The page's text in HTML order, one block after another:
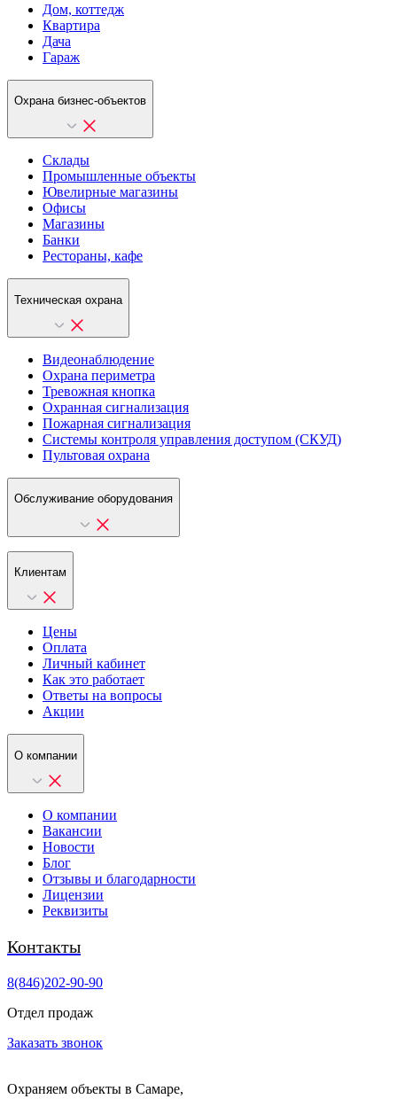
Дом, коттедж
Квартира
Дача
Гараж
Охрана бизнес-объектов
Склады
Промышленные объекты
Ювелирные магазины
Офисы
Магазины
Банки
Рестораны, кафе
Техническая охрана
Видеонаблюдение
Охрана периметра
Тревожная кнопка
Охранная сигнализация
Пожарная сигнализация
Системы контроля управления доступом (СКУД)
Пультовая охрана
Обслуживание оборудования
Клиентам
Цены
Оплата
Личный кабинет
Как это работает
Ответы на вопросы
Акции
О компании
О компании
Вакансии
Новости
Блог
Отзывы и благодарности
Лицензии
Реквизиты
Контакты
8(846)202-90-90
Отдел продаж
Заказать звонок
Охраняем объекты в Самаре,